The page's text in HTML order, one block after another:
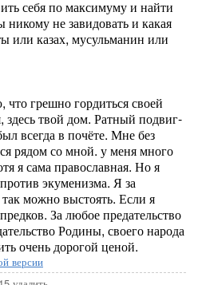
себя по максимуму и найти
не завидовать и какая
или казах, мусульманин или
грешно гордиться своей
здесь твой дом. Ратный подвиг-
всегда в почёте. Мне без
рядом со мной. у меня много
я сама православная. Но я
экуменизма. Я за
можно выстоять. Если я
За любое предательство
Родины, своего народа
очень дорогой ценой.
версии